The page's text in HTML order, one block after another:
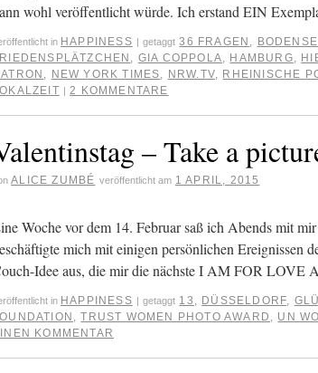
wohl veröffentlicht würde. Ich erstand EIN
in HAPPINESS | getaggt 36 FRAGEN ,
, GIA COPPOLA, HAMBURG,
, NEW YORK TIMES, NRW.TV, RHEINISCHE
| 2 KOMMENTARE
– Take a
ALICE ZUMBÉ veröffentlicht am 1 APRIL, 2015
Woche vor dem 14. Februar saß ich Abends mit
mich mit einigen persönlichen Ereignissen
Idee aus, die mir die nächste I AM FOR LOVE
in HAPPINESS | getaggt 13 , DÜSSELDORF,
,TRUST WOMEN PHOTO AWARD , UN
KOMMENTAR